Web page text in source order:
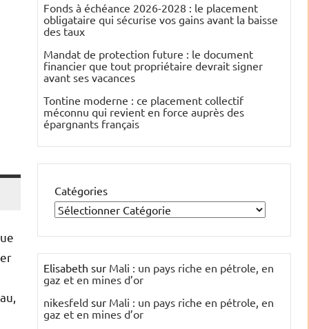
Fonds à échéance 2026-2028 : le placement
obligataire qui sécurise vos gains avant la baisse
des taux
Mandat de protection future : le document
financier que tout propriétaire devrait signer
avant ses vacances
Tontine moderne : ce placement collectif
méconnu qui revient en force auprès des
épargnants français
Catégories
Elisabeth sur Mali : un pays riche en pétrole, en
gaz et en mines d’or
nikesfeld sur Mali : un pays riche en pétrole, en
gaz et en mines d’or